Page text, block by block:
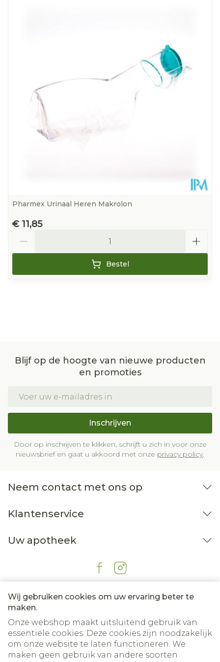
Wij gebruiken cookies om uw ervaring beter te
maken.
Onze webshop maakt uitsluitend gebruik van
essentiële cookies. Deze cookies zijn noodzakelijk
om onze website te laten functioneren. We
maken geen gebruik van andere soorten
Kamertemperatuur (15°C -
25°C)
Pharmex Urinaal Heren Makrolon
€ 11,85
Bestel
Blijf op de hoogte van nieuwe producten
en promoties
Inschrijven
Door op inschrijven te klikken, schrijft u zich in voor onze
nieuwsbrief en gaat u akkoord met onze privacy policy.
Neem contact met ons op
Klantenservice
Uw apotheek
Juridische links